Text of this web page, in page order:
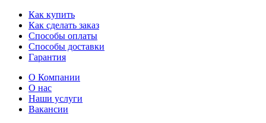
Как купить
Как сделать заказ
Способы оплаты
Способы доставки
Гарантия
О Компании
О нас
Наши услуги
Вакансии